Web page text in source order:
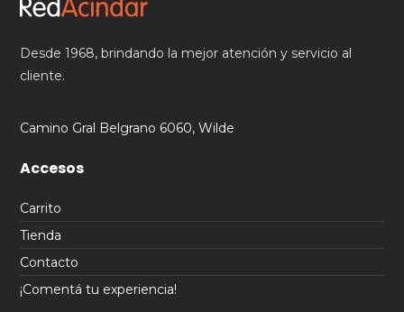
Desde 1968, brindando la mejor atención y servicio al
cliente.
Camino Gral Belgrano 6060, Wilde
Accesos
Carrito
Tienda
Contacto
¡Comentá tu experiencia!